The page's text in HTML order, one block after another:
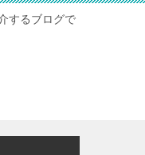
するブログで